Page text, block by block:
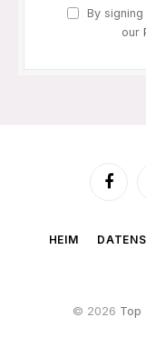
By
our
HEIM
© 2026 Top